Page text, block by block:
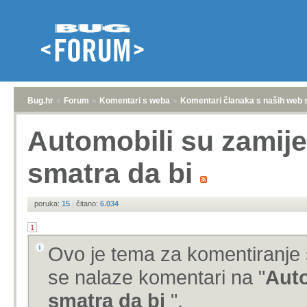
Bug.hr » Forum » Komentari s weba » Komentari članaka s naših web
Automobili su
smatra da bi
poruka: 15 | čitano: 6.034
1
Ovo je tema za
se nalaze komentari na "
smatra da bi ".